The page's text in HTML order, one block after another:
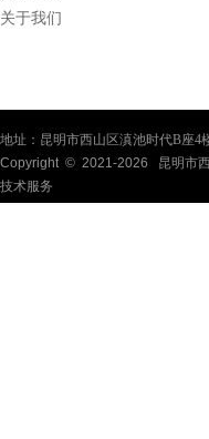
关于我们
地址：昆明市西山区滇池时代B座4
Copyright © 2021-2026
昆明市
技术服务